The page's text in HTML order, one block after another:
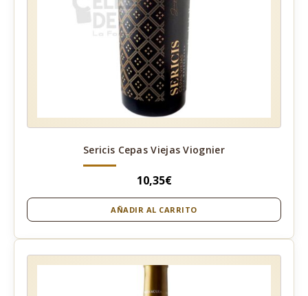
Sericis Cepas Viejas Viognier
10,35€
AÑADIR AL CARRITO